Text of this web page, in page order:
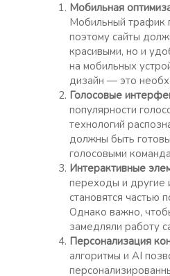
Мобильная
Мобильный трафик
поэтому сайты
красивыми, но и
на мобильных
дизайн — это
Голосовые
популярности
технологий
должны быть
голосовыми
Интерактивные
переходы и другие
становятся частью
Однако важно,
замедляли работу
Персонализация
алгоритмы и AI